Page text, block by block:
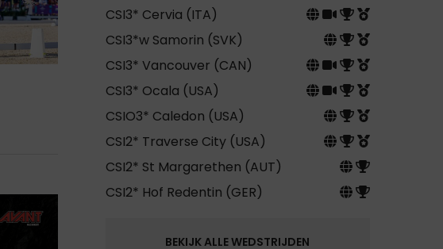
CSI3* Cervia (ITA)
CSI3*w Samorin (SVK)
CSI3* Vancouver (CAN)
CSI3* Ocala (USA)
CSIO3* Caledon (USA)
CSI2* Traverse City (USA)
CSI2* St Margarethen (AUT)
CSI2* Hof Redentin (GER)
BEKIJK ALLE WEDSTRIJDEN